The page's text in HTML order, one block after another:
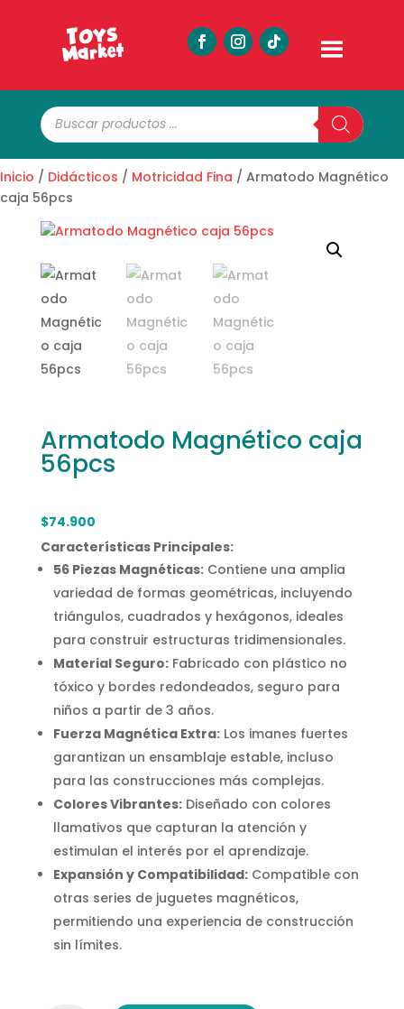
Búsqueda
de
productos
Inicio / Didácticos / Motricidad Fina / Armatodo Magnético
caja 56pcs
Armatodo Magnético caja
56pcs
$74.900
Características Principales:
56 Piezas Magnéticas:Contiene una amplia
variedad de formas geométricas, incluyendo
triángulos, cuadrados y hexágonos, ideales
para construir estructuras tridimensionales.
Material Seguro:Fabricado con plástico no
tóxico y bordes redondeados, seguro para
niños a partir de 3 años.
Fuerza Magnética Extra:Los imanes fuertes
garantizan un ensamblaje estable, incluso
para las construcciones más complejas.
Colores Vibrantes:Diseñado con colores
llamativos que capturan la atención y
estimulan el interés por el aprendizaje.
Expansión y Compatibilidad:Compatible con
otras series de juguetes magnéticos,
permitiendo una experiencia de construcción
sin límites.